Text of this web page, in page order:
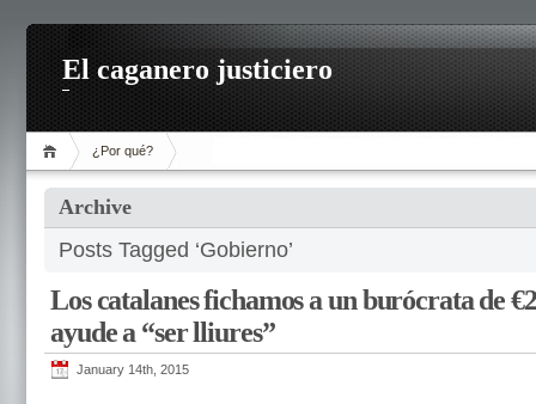
El caganero justiciero
¿Por qué?
Archive
Posts Tagged ‘Gobierno’
Los catalanes fichamos a un burócrata de
ayude a “ser lliures”
January 14th, 2015